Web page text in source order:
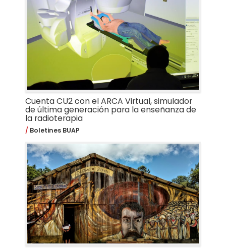
Cuenta CU2 con el ARCA Virtual, simulador
de última generación para la enseñanza de
la radioterapia
Boletines BUAP